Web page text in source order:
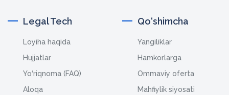
Legal Tech
Loyiha haqida
Hujjatlar
Yo‘riqnoma (FAQ)
Aloqa
Qo‘shimcha
Yangiliklar
Hamkorlarga
Ommaviy oferta
Mahfiylik siyosati